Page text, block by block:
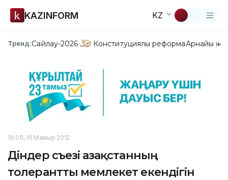
KAZINFORM KZ
Тренд:Сайлау-2026 Конституциялық реформаАрнайы
16:09, 16 Мамыр 2012
Діндер съезі Қазақстанның
толерантты мемлекет екендігін